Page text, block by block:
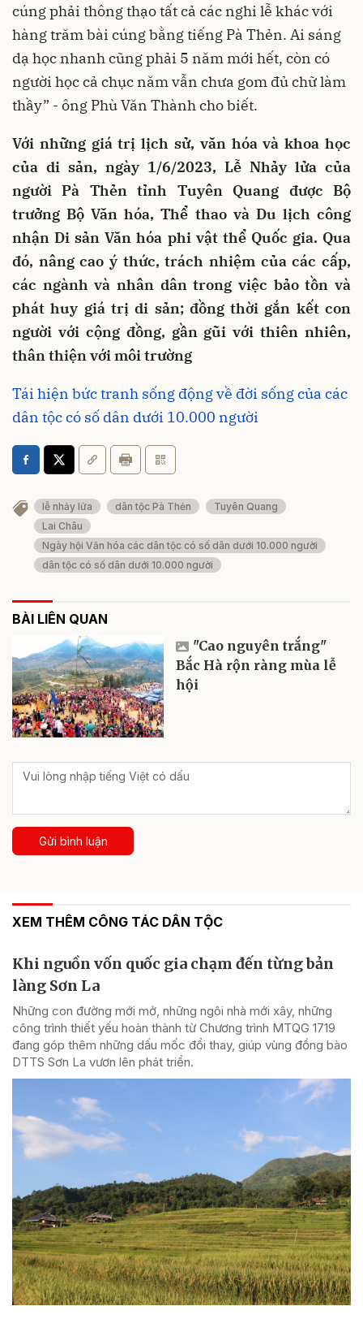
cúng phải thông thạo tất cả các nghi lễ khác với
hàng trăm bài cúng bằng tiếng Pà Thẻn. Ai sáng
dạ học nhanh cũng phải 5 năm mới hết, còn có
người học cả chục năm vẫn chưa gom đủ chữ làm
thầy” - ông Phù Văn Thành cho biết.
Với những giá trị lịch sử, văn hóa và khoa học
của di sản, ngày 1/6/2023, Lễ Nhảy lửa của
người Pà Thẻn tỉnh Tuyên Quang được Bộ
trưởng Bộ Văn hóa, Thể thao và Du lịch công
nhận Di sản Văn hóa phi vật thể Quốc gia. Qua
đó, nâng cao ý thức, trách nhiệm của các cấp,
các ngành và nhân dân trong việc bảo tồn và
phát huy giá trị di sản; đồng thời gắn kết con
người với cộng đồng, gần gũi với thiên nhiên,
thân thiện với môi trường
Tái hiện bức tranh sống động về đời sống của các
dân tộc có số dân dưới 10.000 người
lễ nhảy lửa dân tộc Pà Thẻn
Tuyên Quang
Lai Châu
Ngày hội Văn hóa các dân tộc có số dân dưới 10.000 người
dân tộc có số dân dưới 10.000 người
BÀI LIÊN QUAN
"Cao nguyên trắng"
Bắc Hà rộn ràng mùa lễ
hội
Gửi bình luận
XEM THÊM CÔNG TÁC DÂN TỘC
Khi nguồn vốn quốc gia chạm đến từng bản
làng Sơn La
Những con đường mới mở, những ngôi nhà mới xây, những
công trình thiết yếu hoàn thành từ Chương trình MTQG 1719
đang góp thêm những dấu mốc đổi thay, giúp vùng đồng bào
DTTS Sơn La vươn lên phát triển.